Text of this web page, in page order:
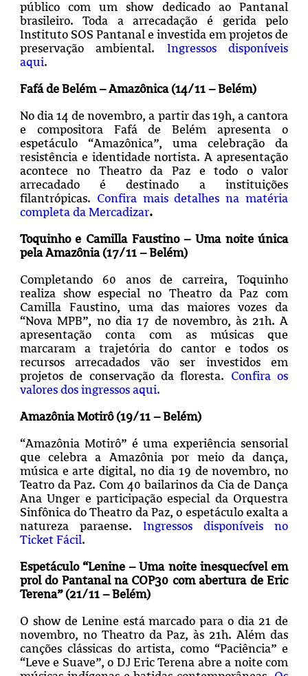
público com um show dedicado ao Pantanal
brasileiro. Toda a arrecadação é gerida pelo
Instituto SOS Pantanal e investida em projetos de
preservação ambiental. Ingressos disponíveis
aqui.
Fafá de Belém – Amazônica (14/11 – Belém)
No dia 14 de novembro, a partir das 19h, a cantora
e compositora Fafá de Belém apresenta o
espetáculo “Amazônica”, uma celebração da
resistência e identidade nortista. A apresentação
acontece no Theatro da Paz e todo o valor
arrecadado é destinado a instituições
filantrópicas. Confira mais detalhes na matéria
completa da Mercadizar.
Toquinho e Camilla Faustino – Uma noite única
pela Amazônia (17/11 – Belém)
Completando 60 anos de carreira, Toquinho
realiza show especial no Theatro da Paz com
Camilla Faustino, uma das maiores vozes da
“Nova MPB”, no dia 17 de novembro, às 21h. A
apresentação conta com as músicas que
marcaram a trajetória do cantor e todos os
recursos arrecadados vão ser investidos em
projetos de conservação da floresta. Confira os
valores dos ingressos aqui.
Amazônia Motirô (19/11 – Belém)
“Amazônia Motirô” é uma experiência sensorial
que celebra a Amazônia por meio da dança,
música e arte digital, no dia 19 de novembro, no
Teatro da Paz. Com 40 bailarinos da Cia de Dança
Ana Unger e participação especial da Orquestra
Sinfônica do Theatro da Paz, o espetáculo exalta a
natureza paraense. Ingressos disponíveis no
Ticket Fácil.
Espetáculo “Lenine – Uma noite inesquecível em
prol do Pantanal na COP30 com abertura de Eric
Terena” (21/11 – Belém)
O show de Lenine está marcado para o dia 21 de
novembro, no Theatro da Paz, às 21h. Além das
canções clássicas do artista, como “Paciência” e
“Leve e Suave”, o DJ Eric Terena abre a noite com